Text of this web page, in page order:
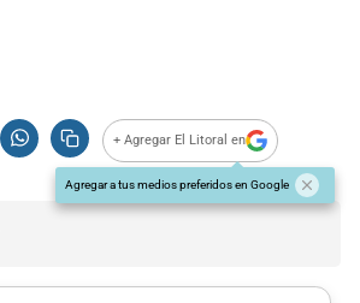
+ Agregar El Litoral en
Agregar a tus medios preferidos en Google